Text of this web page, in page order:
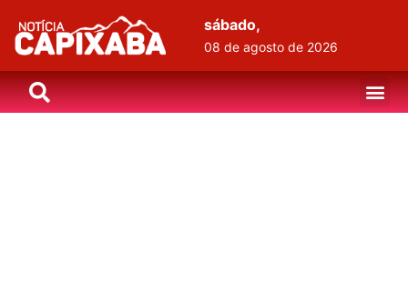
sábado,
08 de agosto de 2026